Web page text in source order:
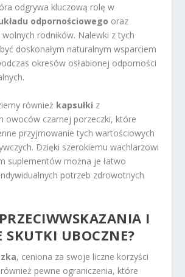
odgrywa kluczową rolę w
odpornościowego oraz
rodników. Nalewki z tych
doskonałym naturalnym wsparciem
okresów osłabionej odporności
również kapsułki z
owoców czarnej porzeczki, które
przyjmowanie tych wartościowych
Dzięki szerokiemu wachlarzowi
suplementów można je łatwo
potrzeb zdrowotnych
I
SKUTKI UBOCZNE?
, ceniona za swoje liczne korzyści
pewne ograniczenia, które